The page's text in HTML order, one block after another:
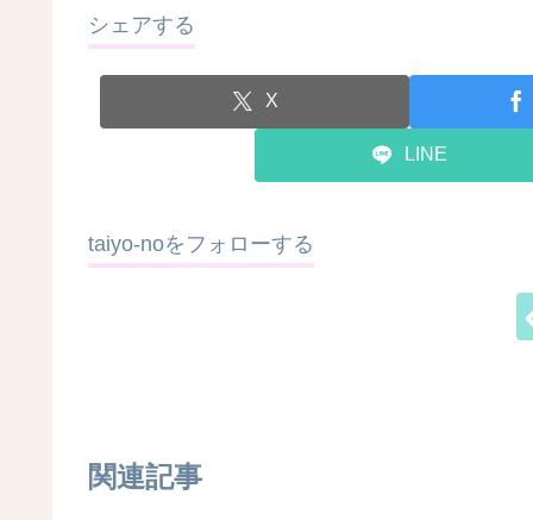
シェアする
X
LINE
taiyo-noをフォローする
関連記事